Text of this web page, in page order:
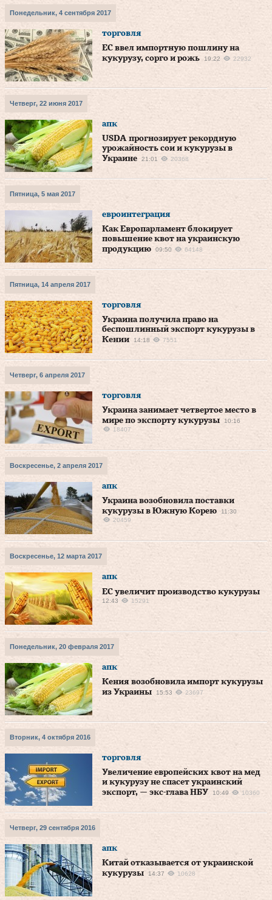
Понедельник, 4 сентября 2017
торговля
ЕС ввел импортную пошлину на
кукурузу, сорго и рожь
19:22 22932
Четверг, 22 июня 2017
апк
USDA прогнозирует рекордную
урожайность сои и кукурузы в
Украине
21:01 20368
Пятница, 5 мая 2017
евроинтеграция
Как Европарламент блокирует
повышение квот на украинскую
продукцию
09:50 64148
Пятница, 14 апреля 2017
торговля
Украина получила право на
беспошлинный экспорт кукурузы в
Кении
14:18 7551
Четверг, 6 апреля 2017
торговля
Украина занимает четвертое место в
мире по экспорту кукурузы
10:16
18407
Воскресенье, 2 апреля 2017
апк
Украина возобновила поставки
кукурузы в Южную Корею
11:30
20459
Воскресенье, 12 марта 2017
апк
ЕС увеличит производство кукурузы
12:43 15291
Понедельник, 20 февраля 2017
апк
Кения возобновила импорт кукурузы
из Украины
15:53 23697
Вторник, 4 октября 2016
торговля
Увеличение европейских квот на мед
и кукурузу не спасет украинский
экспорт, — экс-глава НБУ
10:49 10360
Четверг, 29 сентября 2016
апк
Китай отказывается от украинской
кукурузы
14:37 10628